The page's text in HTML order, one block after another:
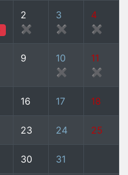
2
✖
3
✖
4
✖
9
10
✖
11
✖
16 17 18
23 24 25
30 31